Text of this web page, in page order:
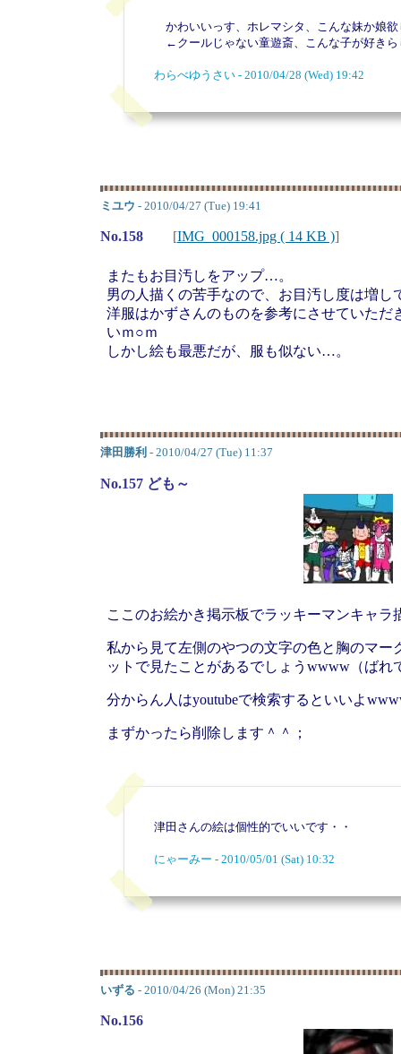
かわいいっす、ホレマシタ、こんな妹か娘欲
←クールじゃない童遊斎、こんな子が好きら
わらべゆうさい - 2010/04/28 (Wed) 19:42
ミユウ - 2010/04/27 (Tue) 19:41
No.158 [IMG_000158.jpg ( 14 KB )]
またもお目汚しをアップ…。
男の人描くの苦手なので、お目汚し度は増し
洋服はかずさんのものを参考にさせていただ
いｍ○ｍ
しかし絵も最悪だが、服も似ない…。
津田勝利 - 2010/04/27 (Tue) 11:37
No.157 ども～
ここのお絵かき掲示板でラッキーマンキャラ
私から見て左側のやつの文字の色と胸のマー
ットで見たことがあるでしょうwwww（ばれ
分からん人はyoutubeで検索するといいよ
まずかったら削除します＾＾；
津田さんの絵は個性的でいいです・・
にゃーみー - 2010/05/01 (Sat) 10:32
いずる - 2010/04/26 (Mon) 21:35
No.156